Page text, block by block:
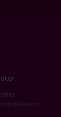
d'Utilisation